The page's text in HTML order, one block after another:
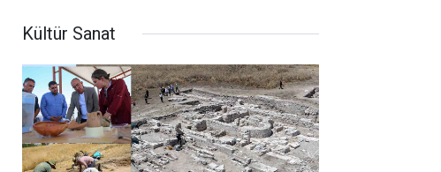
Kültür Sanat